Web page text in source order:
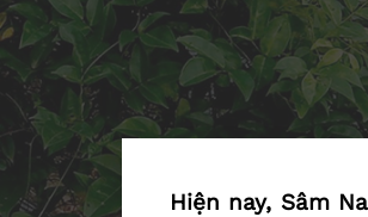
Hiện nay, Sâm